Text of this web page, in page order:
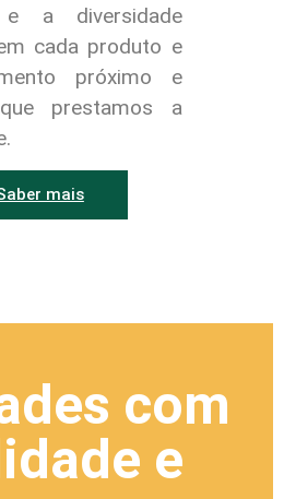
e a diversidade
cada produto e
próximo e
prestamos a
mais
com
e